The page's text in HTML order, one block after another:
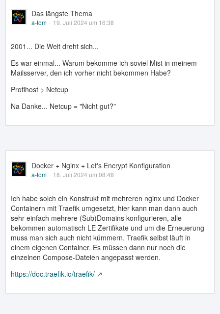
Das längste Thema
a-tom 19. Juli 2024 um 16:38
2001... Die Welt dreht sich...
Es war einmal... Warum bekomme ich soviel Mist in meinem
Mailsserver, den ich vorher nicht bekommen Habe?
Profihost > Netcup
Na Danke... Netcup = "Nicht gut?"
Docker + Nginx + Let's Encrypt Konfiguration
a-tom 18. Juli 2024 um 08:48
Ich habe solch ein Konstrukt mit mehreren nginx und Docker
Containern mit Traefik umgesetzt, hier kann man dann auch
sehr einfach mehrere (Sub)Domains konfigurieren, alle
bekommen automatisch LE Zertifikate und um die Erneuerung
muss man sich auch nicht kümmern. Traefik selbst läuft in
einem eigenen Container. Es müssen dann nur noch die
einzelnen Compose-Dateien angepasst werden.
https://doc.traefik.io/traefik/